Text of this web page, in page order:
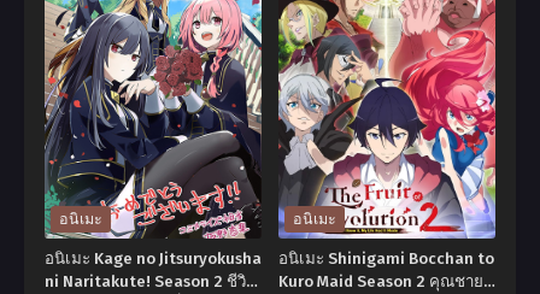
เมะ
Tensei
shitara
Slime
Datta
Ken
Coleus
no
Yume
เมะ
Yamada-
kun
to
Lv999
no
Koi
wo
Suru
อนิเมะ
อนิเมะ Kage no Jitsuryokusha
ni Naritakute! Season 2 ชีวิต
อนิเมะ
อนิเมะ Shinigami Bocchan to
Kuro Maid Season 2 คุณชาย